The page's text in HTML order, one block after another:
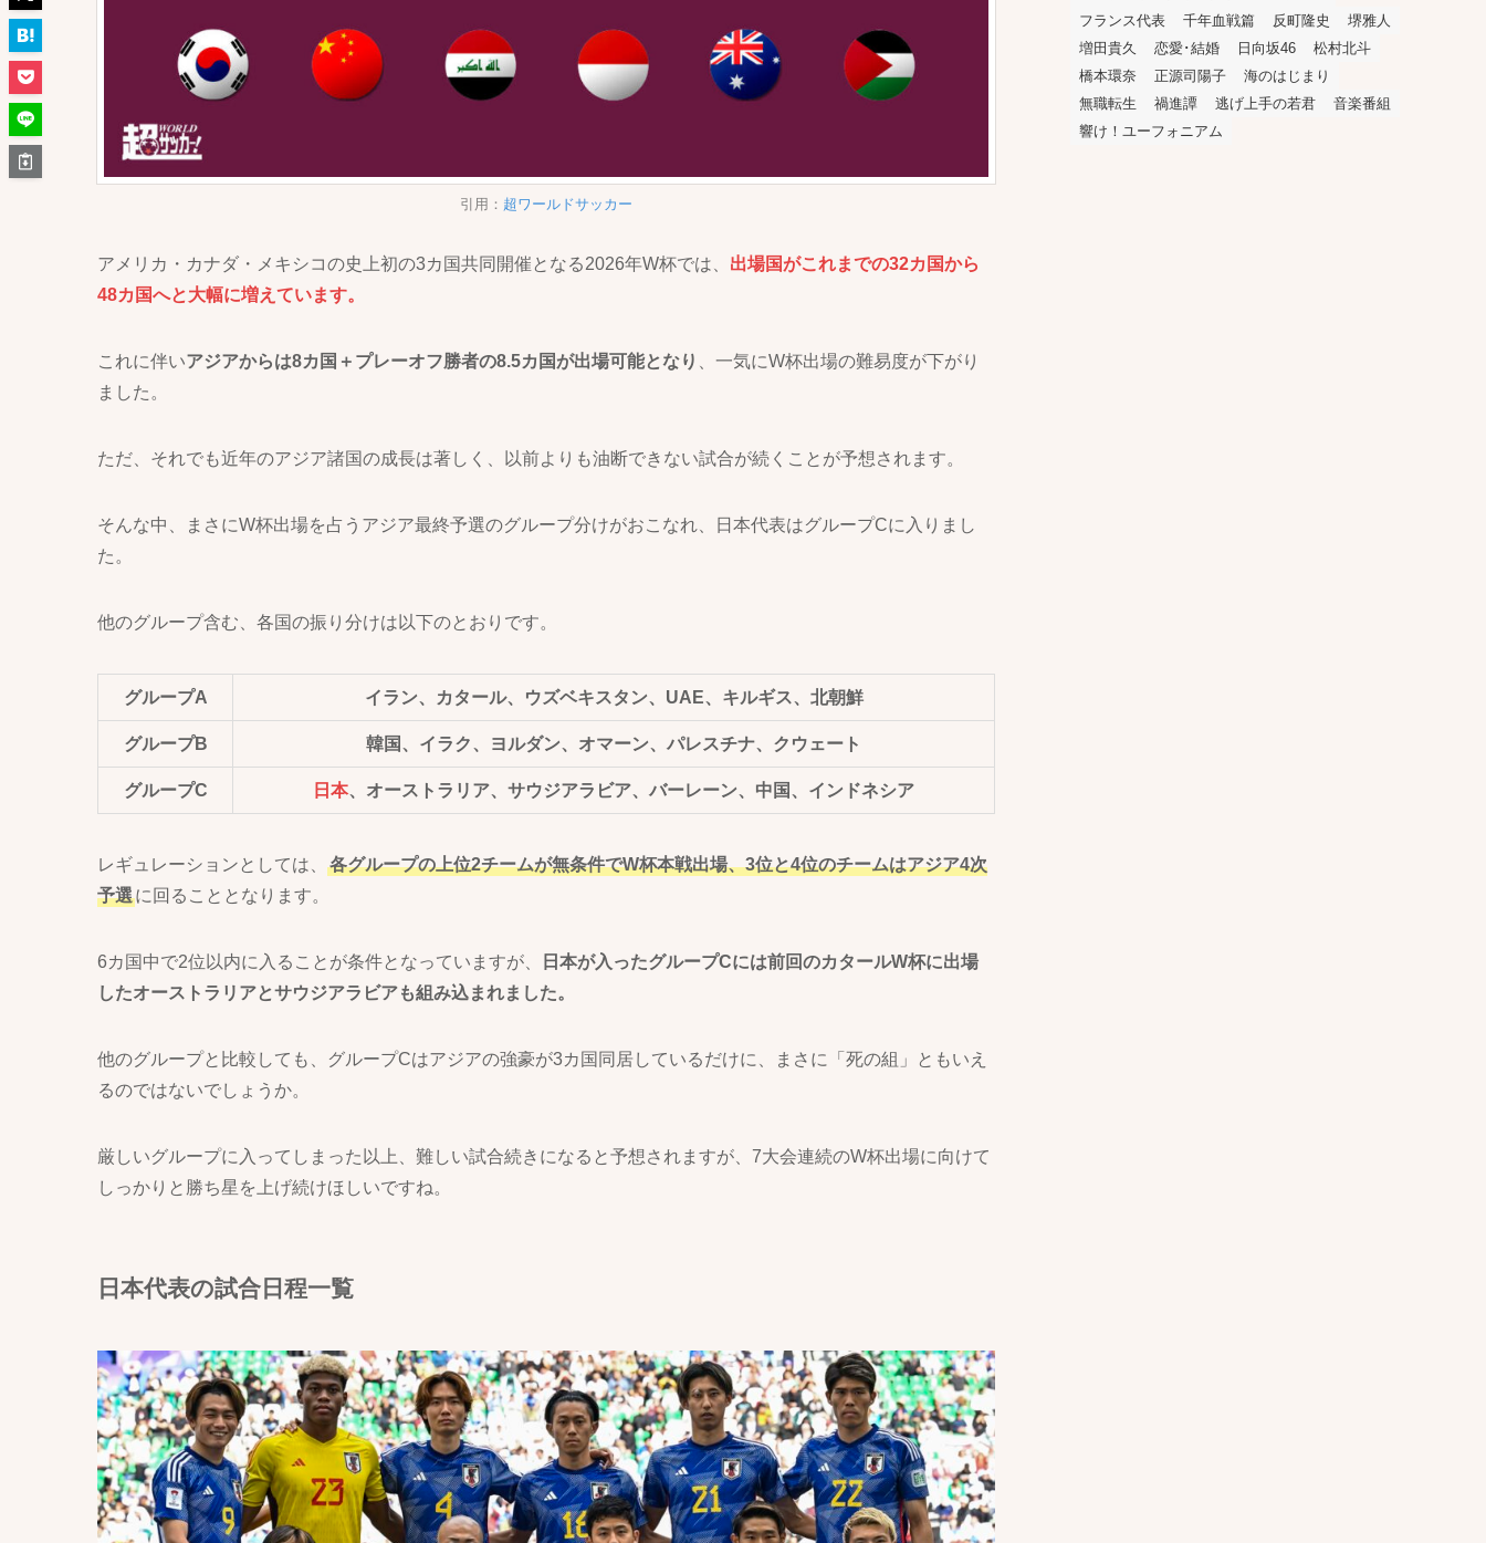
引用： 超ワールドサッカー
アメリカ・カナダ・メキシコの史上初の3カ国共同開催となる2026年W杯では、 出場国がこれまでの32カ国から
48カ国へと大幅に増えています。
これに伴いアジアからは8カ国＋プレーオフ勝者の8.5カ国が出場可能となり
、一気にW杯出場の難易度が下がり
ました。
ただ、それでも近年のアジア諸国の成長は著しく、以前よりも油断できない試合が続くことが予想されます。
そんな中、まさにW杯出場を占うアジア最終予選のグループ分けがおこなれ、日本代表はグループCに入りまし
た。
他のグループ含む、各国の振り分けは以下のとおりです。
グループA イラン、カタール、ウズベキスタン、UAE、キルギス、北朝鮮
グループB 韓国、イラク、ヨルダン、オマーン、パレスチナ、クウェート
グループC 日本、オーストラリア、サウジアラビア、バーレーン、中国、インドネシア
レギュレーションとしては、
各グループの上位2チームが無条件でW杯本戦出場、3位と4位のチームはアジア4次
予選に回ることとなります。
6カ国中で2位以内に入ることが条件となっていますが、
日本が入ったグループCには前回のカタールW杯に出場
したオーストラリアとサウジアラビアも組み込まれました。
他のグループと比較しても、グループCはアジアの強豪が3カ国同居しているだけに、まさに「死の組」ともいえ
るのではないでしょうか。
厳しいグループに入ってしまった以上、難しい試合続きになると予想されますが、7大会連続のW杯出場に向けて
しっかりと勝ち星を上げ続けほしいですね。
日本代表の試合日程一覧
フランス代表
千年血戦篇 反町隆史
堺雅人
増田貴久
恋愛･結婚 日向坂46
松村北斗
橋本環奈
正源司陽子
海のはじまり
無職転生
禍進譚 逃げ上手の若君
音楽番組
響け！ユーフォニアム